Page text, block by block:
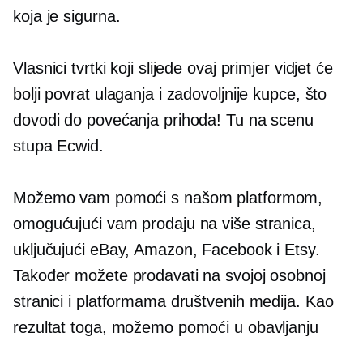
koja je sigurna.
Vlasnici tvrtki koji slijede ovaj primjer vidjet će
bolji povrat ulaganja i zadovoljnije kupce, što
dovodi do povećanja prihoda! Tu na scenu
stupa Ecwid.
Možemo vam pomoći s našom platformom,
omogućujući vam prodaju na više stranica,
uključujući eBay, Amazon, Facebook i Etsy.
Također možete prodavati na svojoj osobnoj
stranici i platformama društvenih medija. Kao
rezultat toga, možemo pomoći u obavljanju